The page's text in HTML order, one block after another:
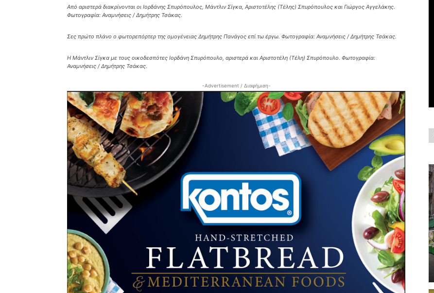
Από αριστερά διακρίνονται οι Ιορδάνης Σπυρόπουλος, Μάντλιν Σίγκα, Αριστοτέλης (Τέλης) Σπυρόπουλος και Γιώργος Αγγελάκης.
Φωτογραφία: Αναμνήσεις / Δημήτρης Τσάκας.
Σες πρώτο πλάνο ο φωτορεπόρτερ της ομογένειας Δημήτρης Πανάγος επί τω έργω. Φωτογραφία: Αναμνήσεις / Δημήτρης Τσάκας.
Η Μάντλιν Σίγκα με τους οικοδεσπότες Ιορδάνη Σπυρόπουλο, αριστερά και Αριστοτέλη (Τέλη) Σπυρόπουλο. Φωτογραφία:
Αναμνήσεις / Δημήτρης Τσάκας.
-Advertisement / Διαφήμιση-